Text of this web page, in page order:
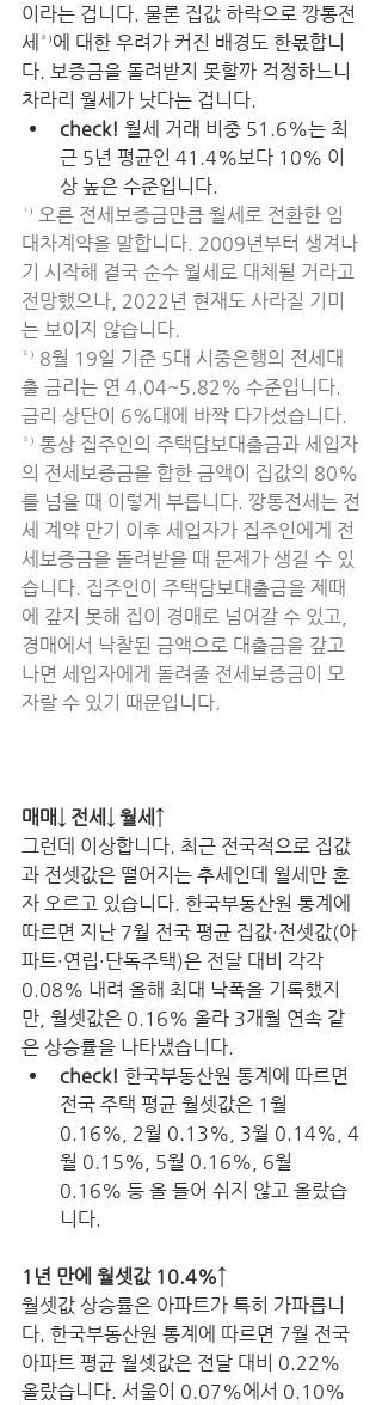
이라는 겁니다. 물론 집값 하락으로 깡통전
세³⁾에 대한 우려가 커진 배경도 한몫합니
다. 보증금을 돌려받지 못할까 걱정하느니
차라리 월세가 낫다는 겁니다.
check! 월세 거래 비중 51.6%는 최
근 5년 평균인 41.4%보다 10% 이
상 높은 수준입니다.
¹⁾ 오른 전세보증금만큼 월세로 전환한 임
대차계약을 말합니다. 2009년부터 생겨나
기 시작해 결국 순수 월세로 대체될 거라고
전망했으나, 2022년 현재도 사라질 기미
는 보이지 않습니다.
²⁾ 8월 19일 기준 5대 시중은행의 전세대
출 금리는 연 4.04~5.82% 수준입니다.
금리 상단이 6%대에 바짝 다가섰습니다.
³⁾ 통상 집주인의 주택담보대출금과 세입자
의 전세보증금을 합한 금액이 집값의 80%
를 넘을 때 이렇게 부릅니다. 깡통전세는 전
세 계약 만기 이후 세입자가 집주인에게 전
세보증금을 돌려받을 때 문제가 생길 수 있
습니다. 집주인이 주택담보대출금을 제때
에 갚지 못해 집이 경매로 넘어갈 수 있고,
경매에서 낙찰된 금액으로 대출금을 갚고
나면 세입자에게 돌려줄 전세보증금이 모
자랄 수 있기 때문입니다.
매매↓ 전세↓ 월세↑
그런데 이상합니다. 최근 전국적으로 집값
과 전셋값은 떨어지는 추세인데 월세만 혼
자 오르고 있습니다. 한국부동산원 통계에
따르면 지난 7월 전국 평균 집값·전셋값(아
파트·연립·단독주택)은 전달 대비 각각
0.08% 내려 올해 최대 낙폭을 기록했지
만, 월셋값은 0.16% 올라 3개월 연속 같
은 상승률을 나타냈습니다.
check! 한국부동산원 통계에 따르면
전국 주택 평균 월셋값은 1월
0.16%, 2월 0.13%, 3월 0.14%, 4
월 0.15%, 5월 0.16%, 6월
0.16% 등 올 들어 쉬지 않고 올랐습
니다.
1년 만에 월셋값 10.4%↑
월셋값 상승률은 아파트가 특히 가파릅니
다. 한국부동산원 통계에 따르면 7월 전국
아파트 평균 월셋값은 전달 대비 0.22%
올랐습니다. 서울이 0.07%에서 0.10%